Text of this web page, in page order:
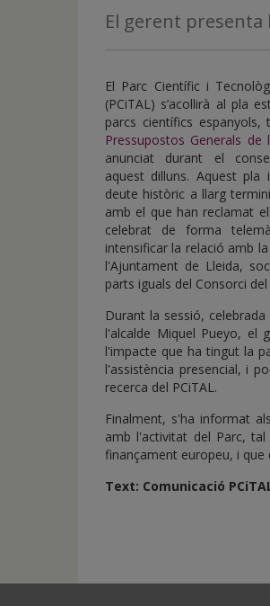
inicio
El gerent
El Parc Científic i
(PCiTAL) s’acollirà al pla
parcs científics
Pressupostos Generals de
anunciat durant el
aquest dilluns. Aquest pla
deute històric a llarg
amb el que han reclamat
celebrat de forma
intensificar la relació amb
l'Ajuntament de Lleida,
parts iguals del Consorci del
Durant la sessió,
l'alcalde Miquel Pueyo, el
l'impacte que ha tingut la
l'assistència presencial, i
recerca del PCiTAL.
Finalment, s'ha informat
amb l'activitat del Parc,
finançament europeu, i que
Text: Comunicació